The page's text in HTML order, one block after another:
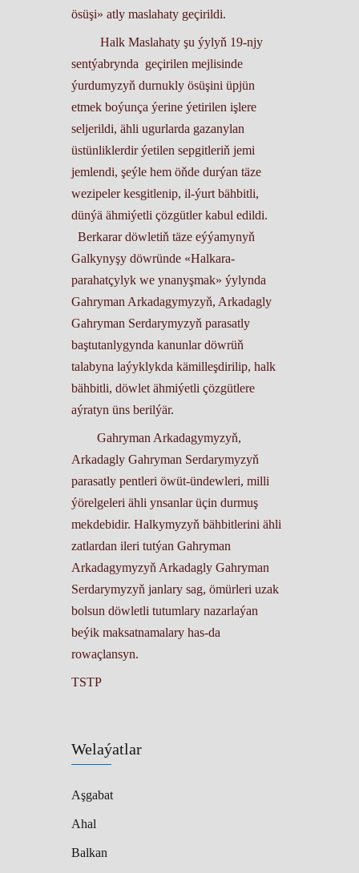
Welaýatlar
Aşgabat
Ahal
Balkan
ösüşi» atly maslahaty geçirildi.
Halk Maslahaty şu ýylyň 19-njy
sentýabrynda geçirilen mejlisinde
ýurdumyzyň durnukly ösüşini üpjün
etmek boýunça ýerine ýetirilen işlere
seljerildi, ähli ugurlarda gazanylan
üstünliklerdir ýetilen sepgitleriň jemi
jemlendi, şeýle hem öňde durýan täze
wezipeler kesgitlenip, il-ýurt bähbitli,
dünýä ähmiýetli çözgütler kabul edildi.
Berkarar döwletiň täze eýýamynyň
Galkynyşy döwründe «Halkara-
parahatçylyk we ynanyşmak» ýylynda
Gahryman Arkadagymyzyň, Arkadagly
Gahryman Serdarymyzyň parasatly
baştutanlygynda kanunlar döwrüň
talabyna laýyklykda kämilleşdirilip, halk
bähbitli, döwlet ähmiýetli çözgütlere
aýratyn üns berilýär.
Gahryman Arkadagymyzyň,
Arkadagly Gahryman Serdarymyzyň
parasatly pentleri öwüt-ündewleri, milli
ýörelgeleri ähli ynsanlar üçin durmuş
mekdebidir. Halkymyzyň bähbitlerini ähli
zatlardan ileri tutýan Gahryman
Arkadagymyzyň Arkadagly Gahryman
Serdarymyzyň janlary sag, ömürleri uzak
bolsun döwletli tutumlary nazarlaýan
beýik maksatnamalary has-da
rowaçlansyn.
TSTP